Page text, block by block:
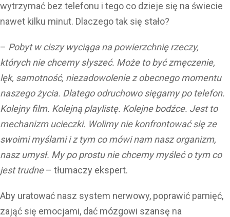
wytrzymać bez telefonu i tego co dzieje się na świecie
nawet kilku minut. Dlaczego tak się stało?
– Pobyt w ciszy wyciąga na powierzchnię rzeczy,
których nie chcemy słyszeć. Może to być zmęczenie,
lęk, samotność, niezadowolenie z obecnego momentu
naszego życia. Dlatego odruchowo sięgamy po telefon.
Kolejny film. Kolejną playlistę. Kolejne bodźce. Jest to
mechanizm ucieczki. Wolimy nie konfrontować się ze
swoimi myślami i z tym co mówi nam nasz organizm,
nasz umysł. My po prostu nie chcemy myśleć o tym co
jest trudne– tłumaczy ekspert.
Aby uratować nasz system nerwowy, poprawić pamięć,
zająć się emocjami, dać mózgowi szansę na